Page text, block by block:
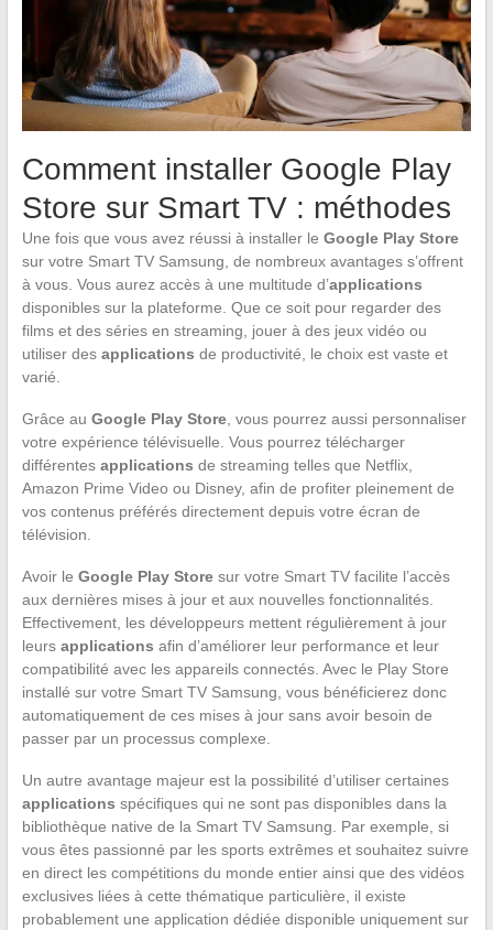
Comment installer Google Play
Store sur Smart TV : méthodes
Une fois que vous avez réussi à installer le Google Play Store
sur votre Smart TV Samsung, de nombreux avantages s’offrent
à vous. Vous aurez accès à une multitude d’applications
disponibles sur la plateforme. Que ce soit pour regarder des
films et des séries en streaming, jouer à des jeux vidéo ou
utiliser des applications de productivité, le choix est vaste et
varié.
Grâce au Google Play Store, vous pourrez aussi personnaliser
votre expérience télévisuelle. Vous pourrez télécharger
différentes applications de streaming telles que Netflix,
Amazon Prime Video ou Disney, afin de profiter pleinement de
vos contenus préférés directement depuis votre écran de
télévision.
Avoir le Google Play Storesur votre Smart TV facilite l’accès
aux dernières mises à jour et aux nouvelles fonctionnalités.
Effectivement, les développeurs mettent régulièrement à jour
leurs applications afin d’améliorer leur performance et leur
compatibilité avec les appareils connectés. Avec le Play Store
installé sur votre Smart TV Samsung, vous bénéficierez donc
automatiquement de ces mises à jour sans avoir besoin de
passer par un processus complexe.
Un autre avantage majeur est la possibilité d’utiliser certaines
applications spécifiques qui ne sont pas disponibles dans la
bibliothèque native de la Smart TV Samsung. Par exemple, si
vous êtes passionné par les sports extrêmes et souhaitez suivre
en direct les compétitions du monde entier ainsi que des vidéos
exclusives liées à cette thématique particulière, il existe
probablement une application dédiée disponible uniquement sur